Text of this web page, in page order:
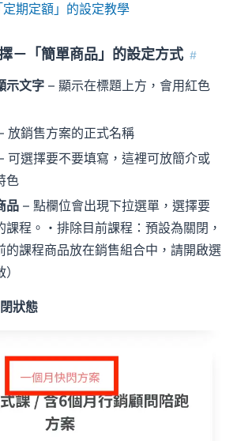
期定額」的設定教學
－「簡單商品」的設定方式 #
示文字 – 顯示在標題上方，會用紅色
放銷售方案的正式名稱
可選擇要不要填寫，這裡可放簡介或
色
品 – 點欄位會出現下拉選單，選擇要
課程。・排除目前課程：預設為關閉，
的課程商品放在銷售組合中，請開啟選
狀態